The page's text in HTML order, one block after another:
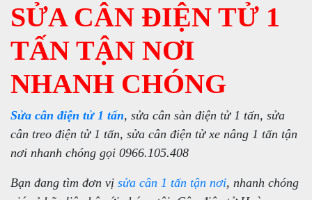
SỬA CÂN ĐIỆN TỬ 1
TẤN TẬN NƠI
NHANH CHÓNG
Sửa cân điện tử 1 tấn, sửa cân sàn điện tử 1 tấn, sửa
cân treo điện tử 1 tấn, sửa cân điện tử xe nâng 1 tấn tận
nơi nhanh chóng gọi 0966.105.408
Bạn đang tìm đơn vị sửa cân 1 tấn tận nơi, nhanh chóng